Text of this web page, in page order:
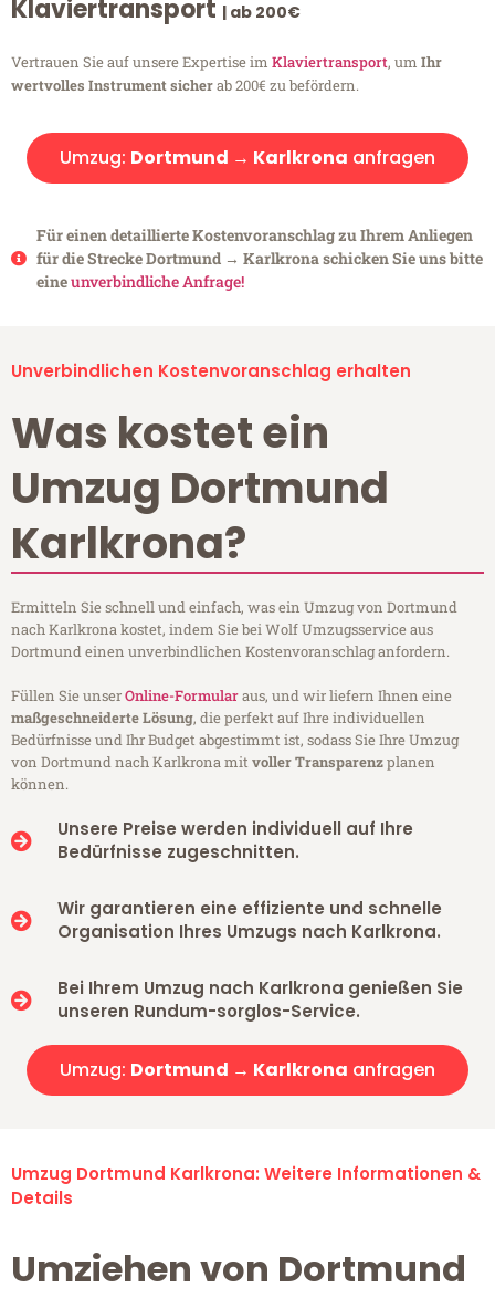
Klaviertransport | ab 200€
Vertrauen Sie auf unsere Expertise im Klaviertransport, um Ihr
wertvolles Instrument sicherab 200€ zu befördern.
Umzug: Dortmund → Karlkrona anfragen
Für einen detaillierte Kostenvoranschlag zu Ihrem Anliegen
für die Strecke Dortmund → Karlkrona schicken Sie uns bitte
eineunverbindliche Anfrage!
Unverbindlichen Kostenvoranschlag erhalten
Was kostet ein
Umzug Dortmund
Karlkrona?
Ermitteln Sie schnell und einfach, was ein Umzug von Dortmund
nach Karlkrona kostet, indem Sie bei Wolf Umzugsservice aus
Dortmund einen unverbindlichen Kostenvoranschlag anfordern.
Füllen Sie unserOnline-Formularaus, und wir liefern Ihnen eine
maßgeschneiderte Lösung, die perfekt auf Ihre individuellen
Bedürfnisse und Ihr Budget abgestimmt ist, sodass Sie Ihre Umzug
von Dortmund nach Karlkrona mitvoller Transparenzplanen
können.
Unsere Preise werden individuell auf Ihre
Bedürfnisse zugeschnitten.
Wir garantieren eine effiziente und schnelle
Organisation Ihres Umzugs nach Karlkrona.
Bei Ihrem Umzug nach Karlkrona genießen Sie
unseren Rundum-sorglos-Service.
Umzug: Dortmund → Karlkrona anfragen
Umzug Dortmund Karlkrona: Weitere Informationen &
Details
Umziehen von Dortmund